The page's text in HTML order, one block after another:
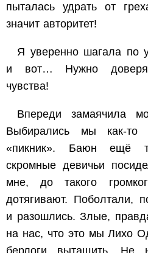
пыталась удрать от
значит авторитет!
Я уверенно шагала по
и вот… Нужно
чувства!
Впереди замаячила
Выбирались мы как-
«пикник». Баюн ещё
скромные девичьи
мне, до такого
дотягивают. Поболтали,
и разошлись. Злые,
на нас, что это мы Лихо